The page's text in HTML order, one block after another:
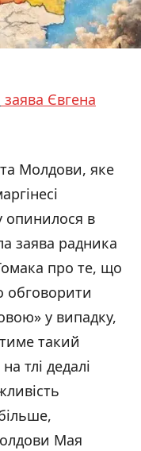
заява Євгена
та Молдови, яке
опинилося в
заява радника
про те, що
обговорити
у випадку,
такий
тлі дедалі
Мая